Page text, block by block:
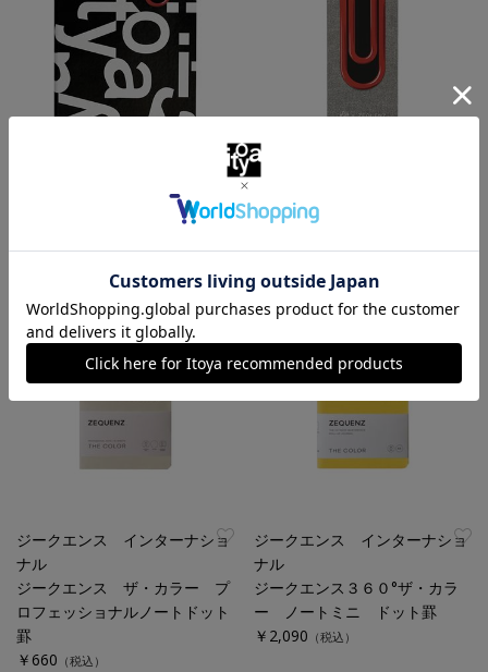
ジークエンス３６０°ノート×Ｉ
ｔｏｙａ 方眼スリムＬ
￥3,630（税込）
伊東屋
ジークエンス ブックマーク×
￥440（税込）
ジークエンス インターナショ
ナル
ジークエンス ザ・カラー プ
ロフェッショナルノートドット
罫
￥660 （税込）
ジークエンス インターナショ
ナル
ジークエンス３６０°ザ・カラ
ー ノートミニ ドット罫
￥2,090 （税込）